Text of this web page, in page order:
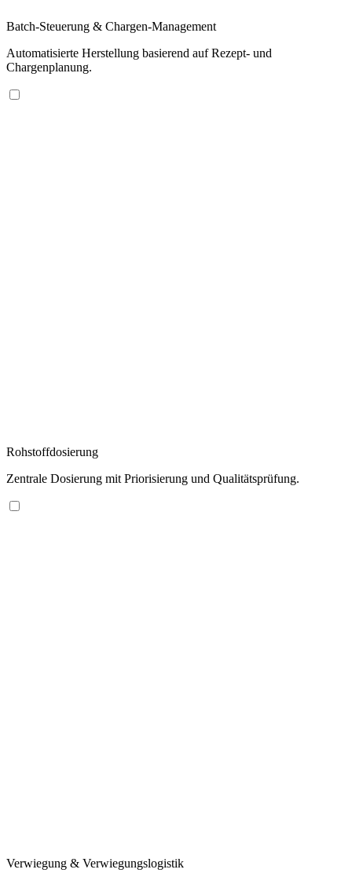
Batch-Steuerung & Chargen-Management
Automatisierte Herstellung basierend auf Rezept- und
Chargenplanung.
Rohstoffdosierung
Zentrale Dosierung mit Priorisierung und Qualitätsprüfung.
Verwiegung & Verwiegungslogistik